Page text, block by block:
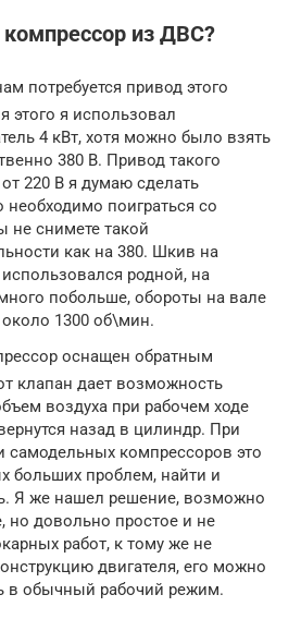
из ДВС?
потребуется привод этого
этого я использовал
4 кВт, хотя можно было взять
380 В. Привод такого
220 В я думаю сделать
поиграться со
не снимете такой
как на 380. Шкив на
родной, на
побольше, обороты на вале
1300 об\мин.
оснащен обратным
клапан дает возможность
воздуха при рабочем ходе
назад в цилиндр. При
самодельных компрессоров это
больших проблем, найти и
Я же нашел решение, возможно
но довольно простое и не
работ, к тому же не
двигателя, его можно
в обычный рабочий режим.